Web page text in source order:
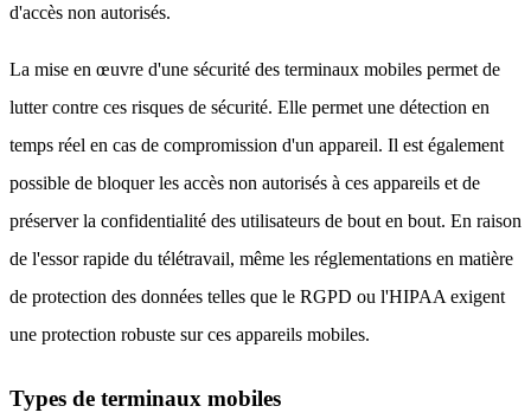
d'accès non autorisés.
La mise en œuvre d'une sécurité des terminaux mobiles permet de
lutter contre ces risques de sécurité. Elle permet une détection en
temps réel en cas de compromission d'un appareil. Il est également
possible de bloquer les accès non autorisés à ces appareils et de
préserver la confidentialité des utilisateurs de bout en bout. En raison
de l'essor rapide du télétravail, même les réglementations en matière
de protection des données telles que le RGPD ou l'HIPAA exigent
une protection robuste sur ces appareils mobiles.
Types de terminaux mobiles